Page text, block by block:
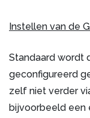
Instellen van de
Standaard wordt
geconfigureerd
zelf niet verder
bijvoorbeeld een